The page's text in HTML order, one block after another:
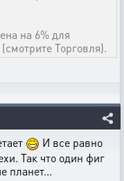
на 6% для
Торговля).
И все равно
Так что один фиг
планет...